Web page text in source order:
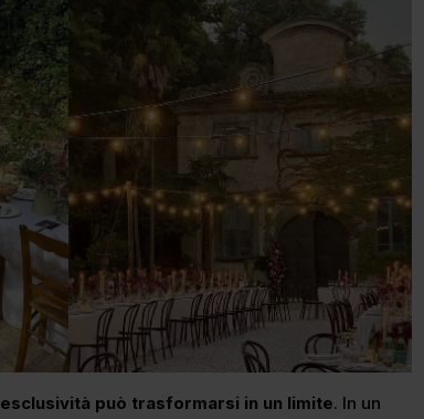
esclusività può trasformarsi in un limite. In un